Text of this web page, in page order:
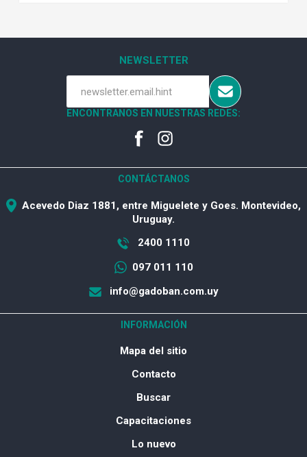
NEWSLETTER
ENCONTRANOS EN NUESTRAS REDES:
CONTÁCTANOS
Acevedo Diaz 1881, entre Miguelete y Goes. Montevideo,
Uruguay.
2400 1110
097 011 110
info@gadoban.com.uy
INFORMACIÓN
Mapa del sitio
Contacto
Buscar
Capacitaciones
Lo nuevo